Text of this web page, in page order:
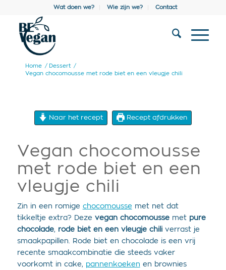
Wat doen we? Wie zijn we? Contact
Home / Dessert /
Vegan chocomousse met rode biet en een vleugje chili
Naar het recept Recept afdrukken
Vegan chocomousse
met rode biet en een
vleugje chili
Zin in een romige chocomousse met net dat
tikkeltje extra? Deze vegan chocomoussemet pure
chocolade, rode biet en een vleugje chili verrast je
smaakpapillen. Rode biet en chocolade is een vrij
recente smaakcombinatie die steeds vaker
voorkomt in cake, pannenkoeken en brownies